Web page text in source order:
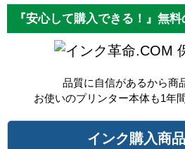
『安心して購入できる！』無
品質に自信があるから商
お使いのプリンター本体も1年
インク購入商